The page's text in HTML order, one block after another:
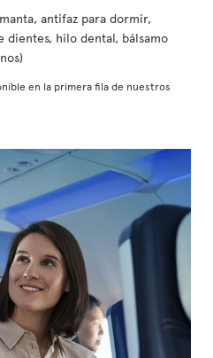
antifaz para dormir,
hilo dental, bálsamo
en la primera fila de nuestros